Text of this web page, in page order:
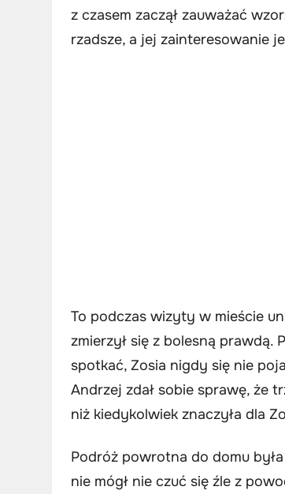
z czasem zaczął zauważać
rzadsze, a jej zainteresowanie
To podczas wizyty w mieście
zmierzył się z bolesną prawdą.
spotkać, Zosia nigdy się nie
Andrzej zdał sobie sprawę, że
niż kiedykolwiek znaczyła dla
Podróż powrotna do domu
nie mógł nie czuć się źle z